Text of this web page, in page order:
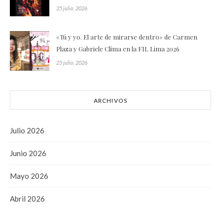
25 julio, 2026
«Tú y yo. El arte de mirarse dentro» de Carmen
Plaza y Gabriele Clima en la FIL Lima 2026
25 julio, 2026
ARCHIVOS
Julio 2026
Junio 2026
Mayo 2026
Abril 2026